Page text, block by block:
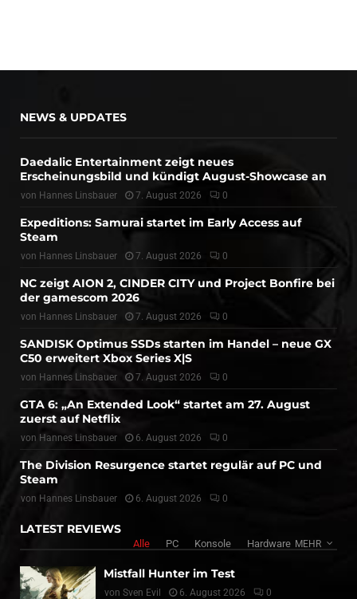
NEWS & UPDATES
Daedalic Entertainment zeigt neues
Erscheinungsbild und kündigt August-Showcase an
von Hannes Linsbauer 7. August 2026 0
Expeditions: Samurai startet im Early Access auf
Steam
von Hannes Linsbauer 7. August 2026 0
NC zeigt AION 2, CINDER CITY und Project Bonfire bei
der gamescom 2026
von Hannes Linsbauer 7. August 2026 0
SANDISK Optimus SSDs starten im Handel – neue GX
C50 erweitert Xbox Series X|S
von Hannes Linsbauer 7. August 2026 0
GTA 6: „An Extended Look“ startet am 27. August
zuerst auf Netflix
von Hannes Linsbauer 6. August 2026 0
The Division Resurgence startet regulär auf PC und
Steam
von Hannes Linsbauer 6. August 2026 0
LATEST REVIEWS
Alle PC Konsole Hardware MEHR
Mistfall Hunter im Test
von Sven Evil 6. August 2026 0